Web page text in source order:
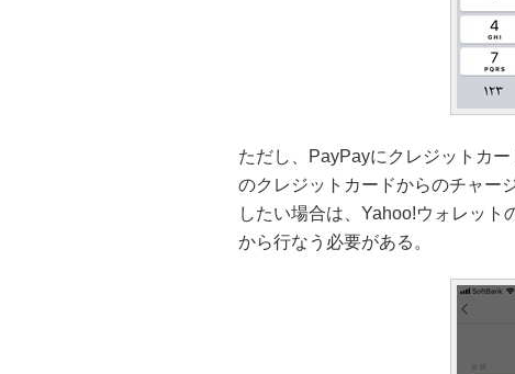
ただし、PayPayにクレジットカ
のクレジットカードからのチャー
したい場合は、Yahoo!ウォレッ
から行なう必要がある。